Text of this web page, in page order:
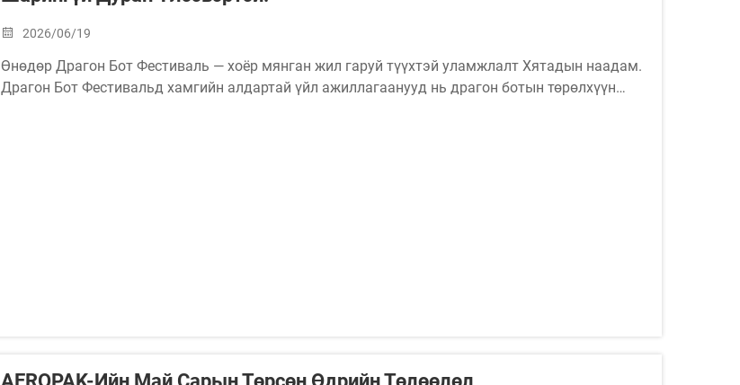
2026/06/19
Өнөдөр Драгон Бот Фестиваль — хоёр мянган жил гаруй түүхтэй уламжлалт Хятадын наадам.
Драгон Бот Фестивальд хамгийн алдартай үйл ажиллагаанууд нь драгон ботын төрөлхүүн